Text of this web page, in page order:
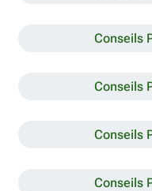
Conseils
Conseils
Conseils
Conseils